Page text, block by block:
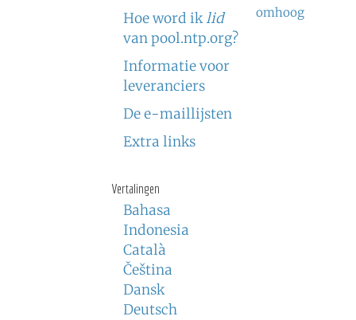
Hoe word iklid
van pool.ntp.org?
Informatie voor
leveranciers
De e-maillijsten
Extra links
Vertalingen
Bahasa
Indonesia
Català
Čeština
Dansk
Deutsch
omhoog